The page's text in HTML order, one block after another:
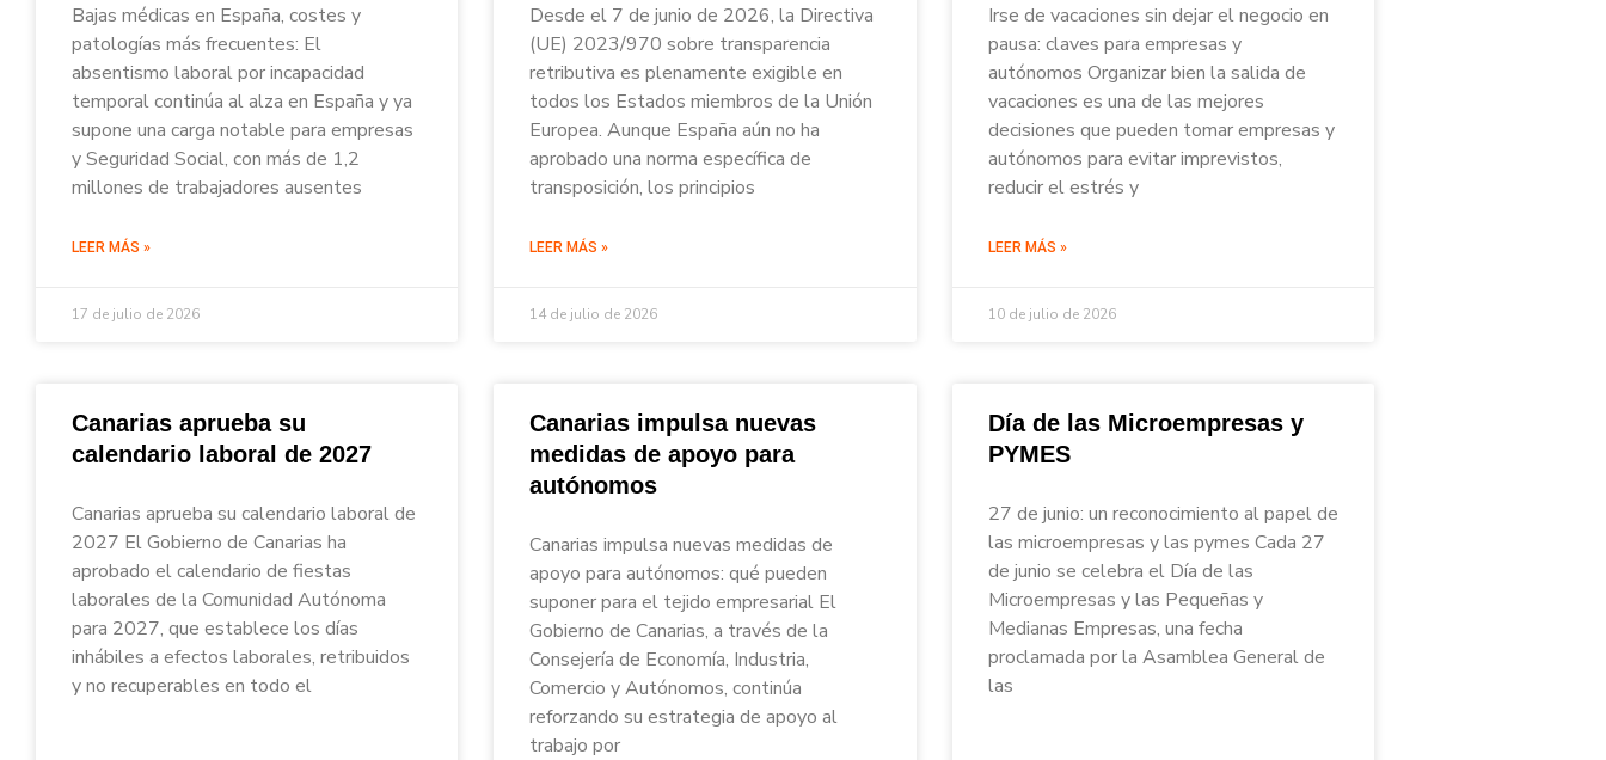
Bajas médicas en España, costes y
patologías más frecuentes: El
absentismo laboral por incapacidad
temporal continúa al alza en España y ya
supone una carga notable para empresas
y Seguridad Social, con más de 1,2
millones de trabajadores ausentes
LEER MÁS »
17 de julio de 2026
Desde el 7 de junio de 2026, la Directiva
(UE) 2023/970 sobre transparencia
retributiva es plenamente exigible en
todos los Estados miembros de la Unión
Europea. Aunque España aún no ha
aprobado una norma específica de
transposición, los principios
LEER MÁS »
14 de julio de 2026
Irse de vacaciones sin dejar el negocio en
pausa: claves para empresas y
autónomos Organizar bien la salida de
vacaciones es una de las mejores
decisiones que pueden tomar empresas y
autónomos para evitar imprevistos,
reducir el estrés y
LEER MÁS »
10 de julio de 2026
Canarias aprueba su
calendario laboral de 2027
Canarias aprueba su calendario laboral de
2027 El Gobierno de Canarias ha
aprobado el calendario de fiestas
laborales de la Comunidad Autónoma
para 2027, que establece los días
inhábiles a efectos laborales, retribuidos
y no recuperables en todo el
Canarias impulsa nuevas
medidas de apoyo para
autónomos
Canarias impulsa nuevas medidas de
apoyo para autónomos: qué pueden
suponer para el tejido empresarial El
Gobierno de Canarias, a través de la
Consejería de Economía, Industria,
Comercio y Autónomos, continúa
reforzando su estrategia de apoyo al
trabajo por
Día de las Microempresas y
PYMES
27 de junio: un reconocimiento al papel de
las microempresas y las pymes Cada 27
de junio se celebra el Día de las
Microempresas y las Pequeñas y
Medianas Empresas, una fecha
proclamada por la Asamblea General de
las